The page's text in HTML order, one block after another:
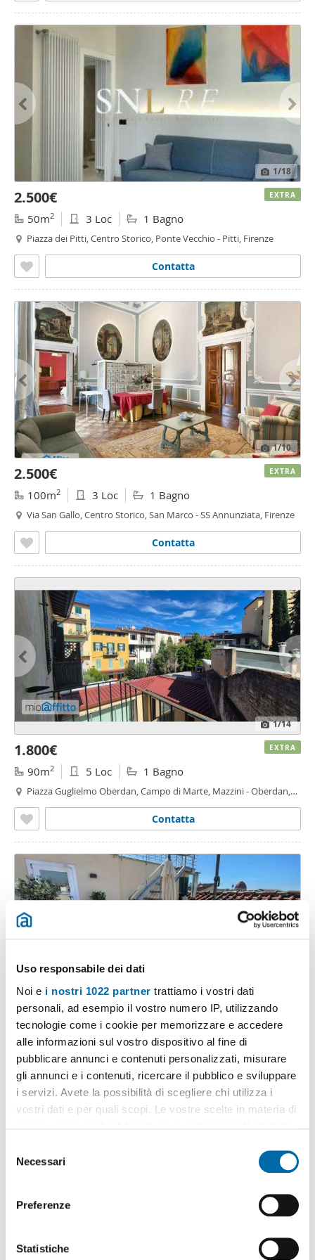
Uso responsabile dei dati
Noi e i nostri 1022 partner trattiamo i vostri dati
personali, ad esempio il vostro numero IP, utilizzando
tecnologie come i cookie per memorizzare e accedere
alle informazioni sul vostro dispositivo al fine di
pubblicare annunci e contenuti personalizzati, misurare
gli annunci e i contenuti, ricercare il pubblico e sviluppare
i servizi. Avete la possibilità di scegliere chi utilizza i
vostri dati e per quali scopi. Le vostre scelte in materia di
modificare o revocare il proprio consenso in qualsiasi
momento dalla Dichiarazione sui cookie o facendo clic
raccogliere informazioni sulla tua posizione
Necessari
Preferenze
Statistiche
1/18
2.500€
50m2 3 Loc 1 Bagno
Piazza dei Pitti, Centro Storico, Ponte Vecchio - Pitti, Firenze
Contatta
EXTRA
1/10
2.500€
100m2 3 Loc 1 Bagno
Via San Gallo, Centro Storico, San Marco - SS Annunziata, Firenze
Contatta
EXTRA
1/14
1.800€
90m2 5 Loc 1 Bagno
Piazza Guglielmo Oberdan, Campo di Marte, Mazzini - Oberdan,
Contatta
EXTRA
5.800€
140m2 5 Loc 2 Bagni
Via xxvii Aprile, Centro Storico, San Marco - SS Annunziata, Firenze
Contatta
EXTRA